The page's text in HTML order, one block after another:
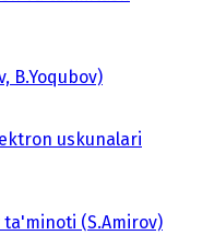
B.Yoqubov)
uskunalari
(S.Amirov)